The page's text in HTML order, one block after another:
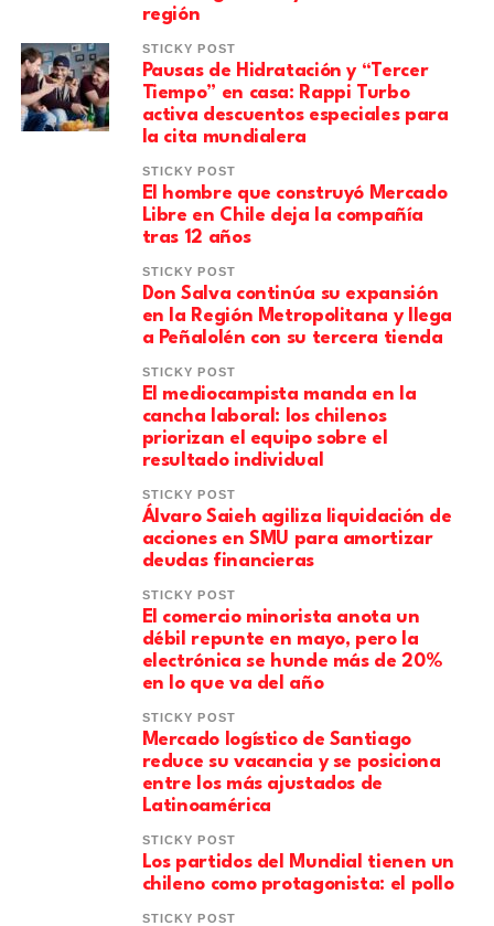
región
STICKY POST
Pausas de Hidratación y “Tercer
Tiempo” en casa: Rappi Turbo
activa descuentos especiales para
la cita mundialera
STICKY POST
El hombre que construyó Mercado
Libre en Chile deja la compañía
tras 12 años
STICKY POST
Don Salva continúa su expansión
en la Región Metropolitana y llega
a Peñalolén con su tercera tienda
STICKY POST
El mediocampista manda en la
cancha laboral: los chilenos
priorizan el equipo sobre el
resultado individual
STICKY POST
​Álvaro Saieh agiliza liquidación de
acciones en SMU para amortizar
deudas financieras
STICKY POST
El comercio minorista anota un
débil repunte en mayo, pero la
electrónica se hunde más de 20%
en lo que va del año
STICKY POST
Mercado logístico de Santiago
reduce su vacancia y se posiciona
entre los más ajustados de
Latinoamérica
STICKY POST
Los partidos del Mundial tienen un
chileno como protagonista: el pollo
STICKY POST